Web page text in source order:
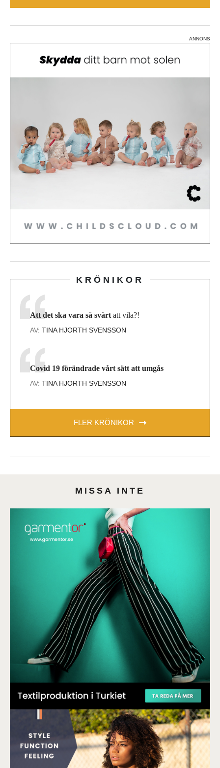
ANNONS
KRÖNIKOR
Att det ska vara så svårt att vila?!
AV: TINA HJORTH SVENSSON
Covid 19 förändrade vårt sätt att umgås
AV: TINA HJORTH SVENSSON
FLER KRÖNIKOR
MISSA INTE